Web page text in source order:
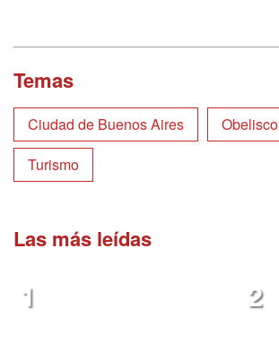
Temas
Ciudad de Buenos Aires
Obelisco
Turismo
Las más leídas